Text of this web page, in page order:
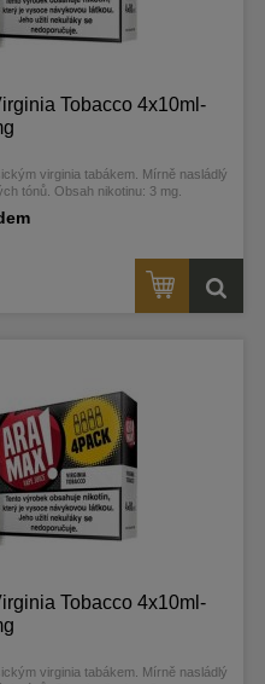
Tobacco 4x10ml-
virginia tabákem. Mírně nasládlý
tónů. Obsah nikotinu: 3 mg.
Tobacco 4x10ml-
virginia tabákem. Mírně nasládlý